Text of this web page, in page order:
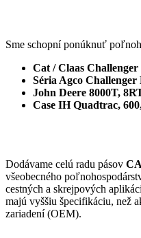
Sme schopní ponúknuť
Cat / Claas Challenger
Séria Agco
John Deere 8000T,
Case IH Quadtrac,
Dodávame celú radu pásov
všeobecného
cestných a skrejpových
majú vyššiu špecifikáciu, než
zariadení (OEM).